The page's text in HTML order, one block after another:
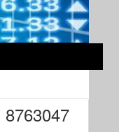
8763047